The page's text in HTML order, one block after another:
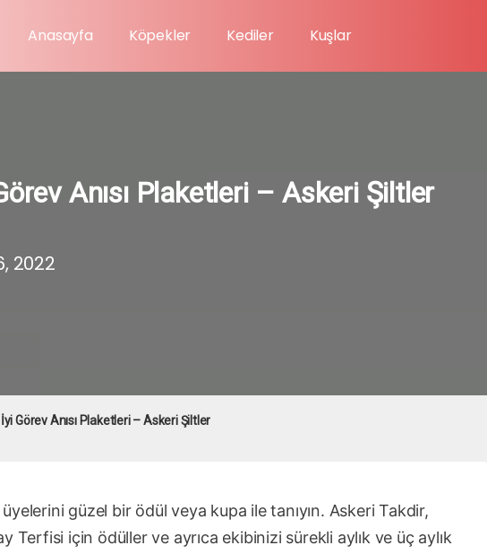
Anasayfa Köpekler Kediler Kuşlar
Anısı Plaketleri – Askeri Şiltler
2022
Görev Anısı Plaketleri – Askeri Şiltler
güzel bir ödül veya kupa ile tanıyın. Askeri Takdir,
Terfisi için ödüller ve ayrıca ekibinizi sürekli aylık ve üç aylık